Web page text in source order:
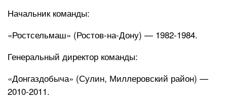
Начальник команды:
«Ростсельмаш» (Ростов-на-Дону) — 1982-1984.
Генеральный директор команды:
«Донгаздобыча» (Сулин, Миллеровский район) —
2010-2011.